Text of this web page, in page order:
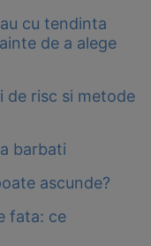
cu tendinta
de a alege
de risc si metode
barbati
ascunde?
fata: ce